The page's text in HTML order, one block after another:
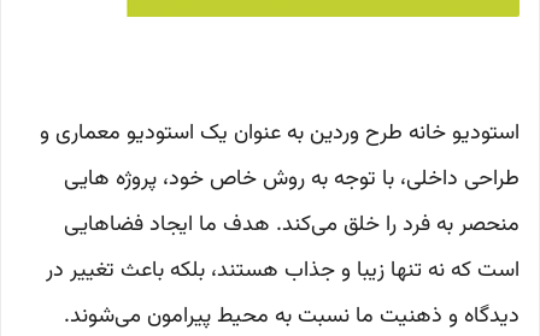
استودیو خانه طرح وردین به عنوان یک استودیو معماری و
طراحی داخلی، با توجه به روش خاص خود، پروژه هایی
منحصر به فرد را خلق می‌کند. هدف ما ایجاد فضاهایی
است که نه تنها زیبا و جذاب هستند، بلکه باعث تغییر در
دیدگاه و ذهنیت ما نسبت به محیط پیرامون می‌شوند.